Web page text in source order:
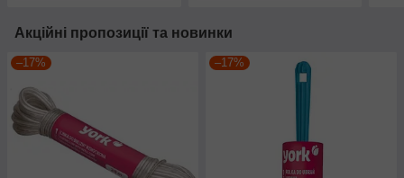
Акційні пропозиції та новинки
–17% –17%